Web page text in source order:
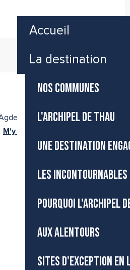
Accueil
La destination
NOS COMMUNES
L'ARCHIPEL DE THAU
UNE DESTINATION
LES
POURQUOI L'ARCHIPEL
AUX ALENTOURS
SITES D'EXCEPTION EN
34200 Sète
M'y rendre